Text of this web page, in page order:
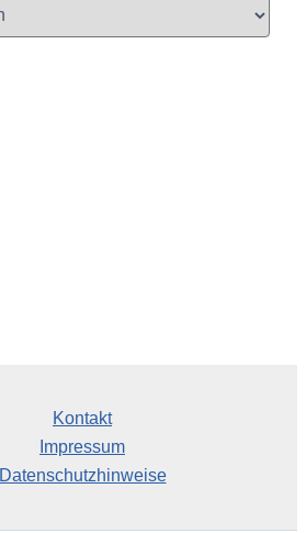
Kontakt
Impressum
Datenschutzhinweise